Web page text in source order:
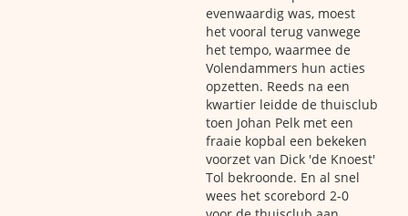
evenwaardig was, moest
het vooral terug vanwege
het tempo, waarmee de
Volendammers hun acties
opzetten. Reeds na een
kwartier leidde de thuisclub
toen Johan Pelk met een
fraaie kopbal een bekeken
voorzet van Dick 'de Knoest'
Tol bekroonde. En al snel
wees het scorebord 2-0